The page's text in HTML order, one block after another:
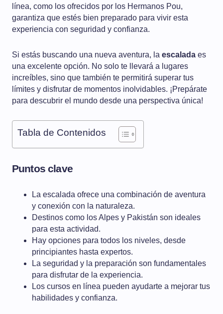
línea, como los ofrecidos por los Hermanos Pou,
garantiza que estés bien preparado para vivir esta
experiencia con seguridad y confianza.
Si estás buscando una nueva aventura, la escalada es
una excelente opción. No solo te llevará a lugares
increíbles, sino que también te permitirá superar tus
límites y disfrutar de momentos inolvidables. ¡Prepárate
para descubrir el mundo desde una perspectiva única!
Tabla de Contenidos
Puntos clave
La escalada ofrece una combinación de aventura
y conexión con la naturaleza.
Destinos como los Alpes y Pakistán son ideales
para esta actividad.
Hay opciones para todos los niveles, desde
principiantes hasta expertos.
La seguridad y la preparación son fundamentales
para disfrutar de la experiencia.
Los cursos en línea pueden ayudarte a mejorar tus
habilidades y confianza.